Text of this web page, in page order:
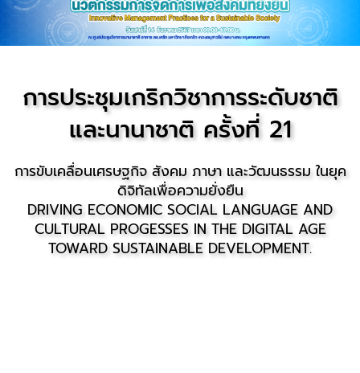
การประชุมเกริกวิชาการระดับชาติ
และนานาชาติ ครั้งที่ 21
การขับเคลื่อนเศรษฐกิจ สังคม ภาษา และวัฒนธรรม ในยุค
ดิจิทัลเพื่อความยั่งยืน
DRIVING ECONOMIC SOCIAL LANGUAGE AND
CULTURAL PROGESSES IN THE DIGITAL AGE
TOWARD SUSTAINABLE DEVELOPMENT.